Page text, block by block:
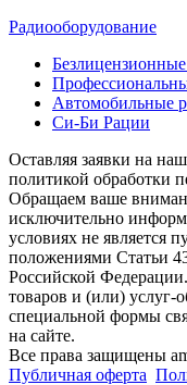
Радиооборудование
Автомобильные
Си-Би Рации
Оставляя заявки на
политикой обработки
Обращаем ваше
исключительно
условиях не является
положениями Статьи
Российской
товаров и (или)
специальной формы
на сайте.
Все права защищены
Публичная оферта